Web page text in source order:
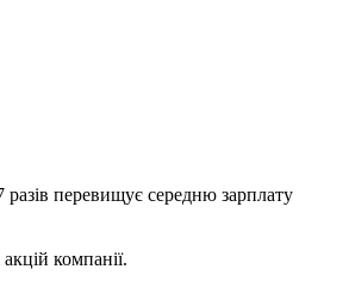
перевищує середню зарплату
компанії.